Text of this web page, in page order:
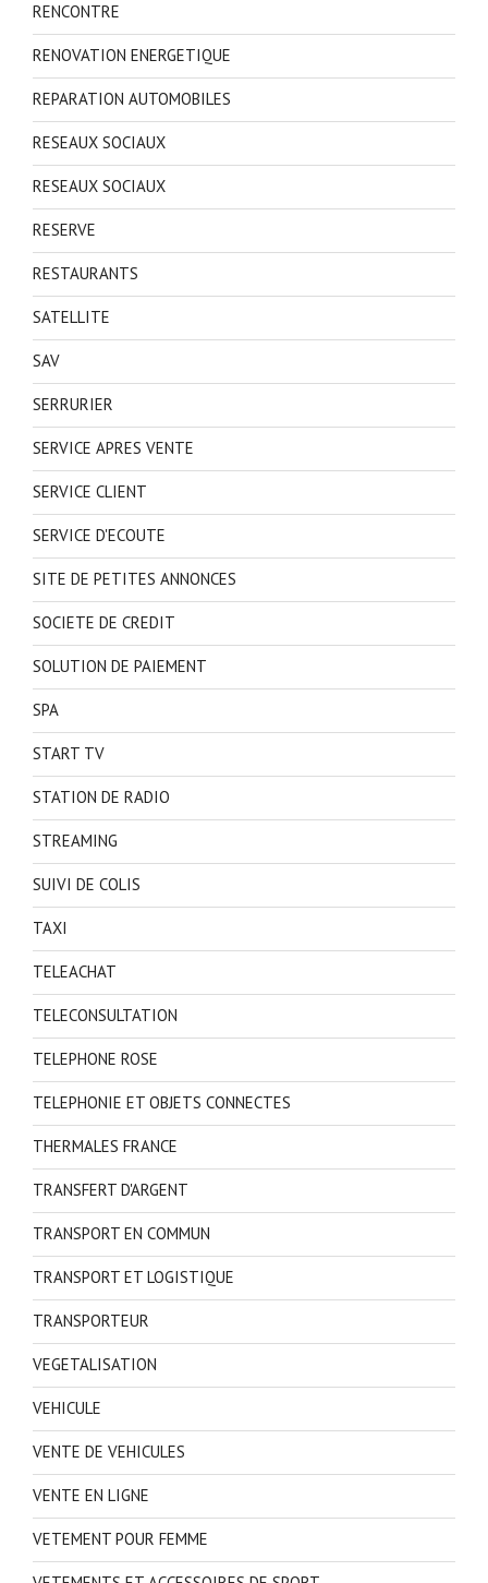
RENCONTRE
RENOVATION ENERGETIQUE
REPARATION AUTOMOBILES
RESEAUX SOCIAUX
RESEAUX SOCIAUX
RESERVE
RESTAURANTS
SATELLITE
SAV
SERRURIER
SERVICE APRES VENTE
SERVICE CLIENT
SERVICE D'ECOUTE
SITE DE PETITES ANNONCES
SOCIETE DE CREDIT
SOLUTION DE PAIEMENT
SPA
START TV
STATION DE RADIO
STREAMING
SUIVI DE COLIS
TAXI
TELEACHAT
TELECONSULTATION
TELEPHONE ROSE
TELEPHONIE ET OBJETS CONNECTES
THERMALES FRANCE
TRANSFERT D'ARGENT
TRANSPORT EN COMMUN
TRANSPORT ET LOGISTIQUE
TRANSPORTEUR
VEGETALISATION
VEHICULE
VENTE DE VEHICULES
VENTE EN LIGNE
VETEMENT POUR FEMME